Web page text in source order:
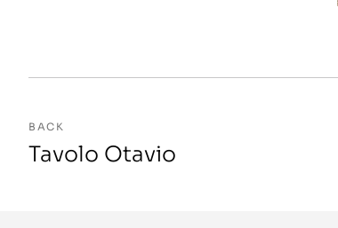
BACK
Tavolo Otavio